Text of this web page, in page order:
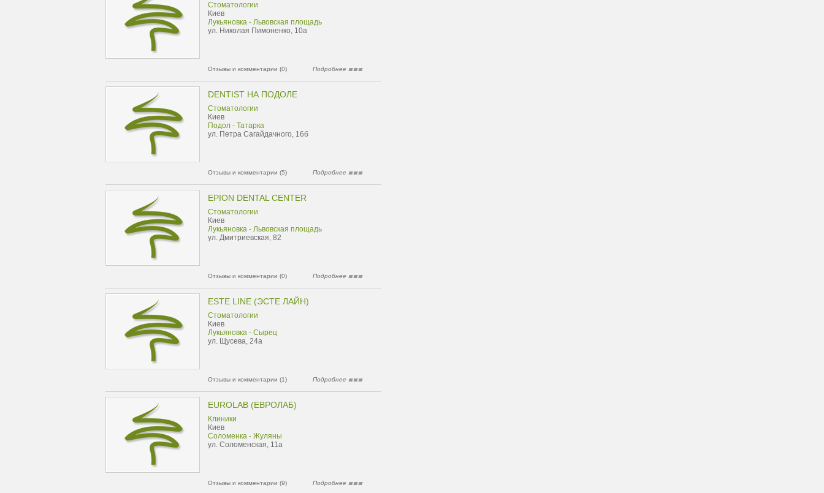
Стоматологии
Киев
Лукьяновка - Львовская площадь
ул. Николая Пимоненко, 10а
Отзывы и комментарии (0) Подробнее
DENTIST НА ПОДОЛЕ
Стоматологии
Киев
Подол - Татарка
ул. Петра Сагайдачного, 16б
Отзывы и комментарии (5) Подробнее
EPION DENTAL CENTER
Стоматологии
Киев
Лукьяновка - Львовская площадь
ул. Дмитриевская, 82
Отзывы и комментарии (0) Подробнее
ESTE LINE (ЭСТЕ ЛАЙН)
Стоматологии
Киев
Лукьяновка - Сырец
ул. Щусева, 24а
Отзывы и комментарии (1) Подробнее
EUROLAB (ЕВРОЛАБ)
Клиники
Киев
Соломенка - Жуляны
ул. Соломенская, 11а
Отзывы и комментарии (9) Подробнее